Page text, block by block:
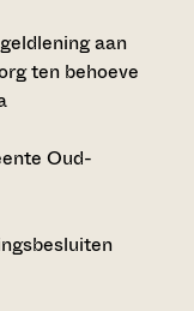
aan
ten behoeve
Oud-